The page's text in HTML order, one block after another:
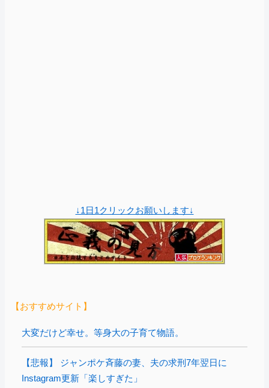
↓1日1クリックお願いします↓
【おすすめサイト】
大変だけど幸せ。等身大の子育て物語。
【悲報】 ジャンポケ斉藤の妻、夫の求刑7年翌日に
Instagram更新「楽しすぎた」